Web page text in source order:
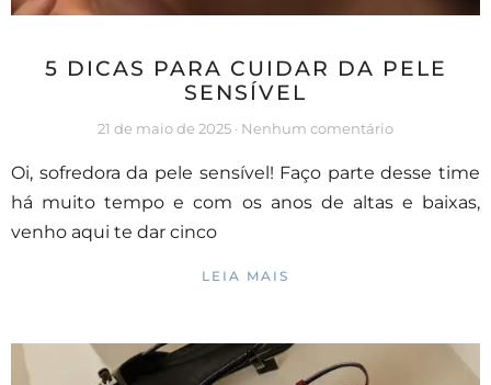
5 DICAS PARA CUIDAR DA PELE
SENSÍVEL
21 de maio de 2025 Nenhum comentário
Oi, sofredora da pele sensível! Faço parte desse time
há muito tempo e com os anos de altas e baixas,
venho aqui te dar cinco
LEIA MAIS